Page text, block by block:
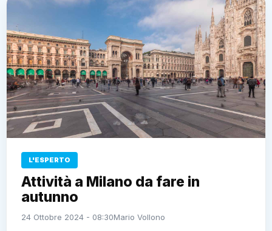
L'ESPERTO
Attività a Milano da fare in
autunno
24 Ottobre 2024 - 08:30Mario Vollono